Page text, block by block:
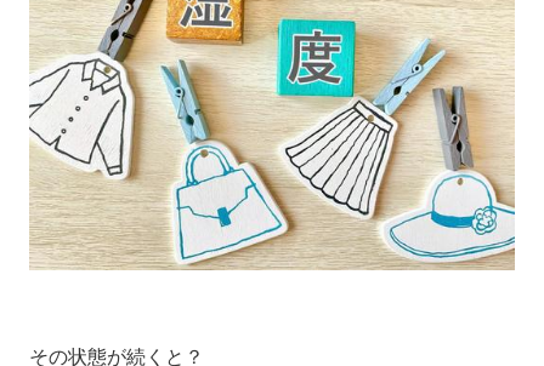
その状態が続くと？